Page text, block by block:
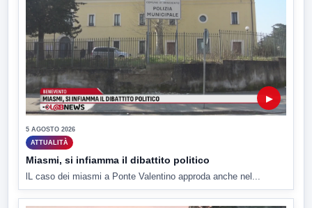
▶
5 AGOSTO 2026
ATTUALITÀ
Miasmi, si infiamma il dibattito politico
lL caso dei miasmi a Ponte Valentino approda anche nel...